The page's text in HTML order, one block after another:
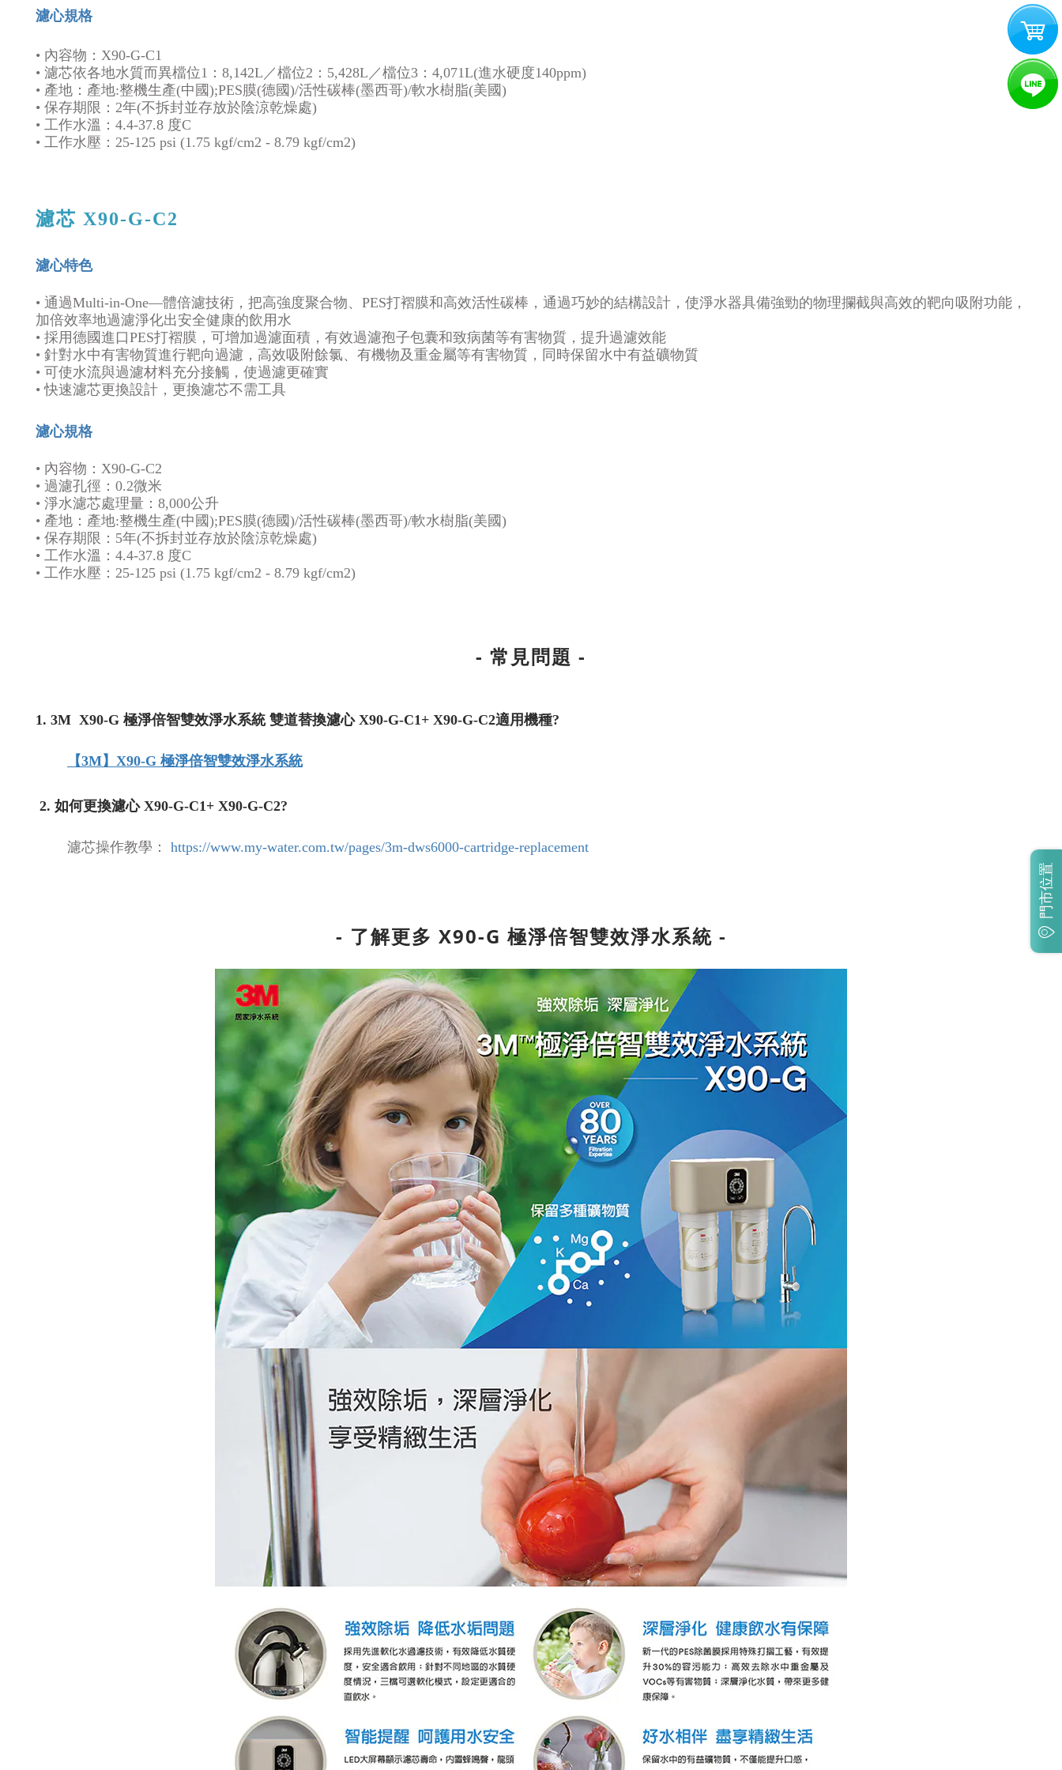
濾心規格
• 內容物： X90-G-C1
• 濾芯依各地水質而異檔位1：8,142L／檔位2：5,428L／檔位3：4,071L(進水硬度140ppm)
• 產地：產地:整機生產(中國);PES膜(德國)/活性碳棒(墨西哥)/軟水樹脂(美國)
• 保存期限：2年(不拆封並存放於陰涼乾燥處)
• 工作水溫：4.4-37.8 度C
• 工作水壓：25-125 psi (1.75 kgf/cm2 - 8.79 kgf/cm2)
濾芯 X90-G-C2
濾心特色
• 通過Multi-in-One—體倍濾技術，把高強度聚合物、PES打褶膜和高效活性碳棒，通過巧妙的結構設計，使淨水器具備強勁的物理攔截與高效的靶向吸附功能，
加倍效率地過濾淨化出安全健康的飲用水
• 採用德國進口PES打褶膜，可增加過濾面積，有效過濾孢子包囊和致病菌等有害物質，提升過濾效能
• 針對水中有害物質進行靶向過濾，高效吸附餘氯、有機物及重金屬等有害物質，同時保留水中有益礦物質
• 可使水流與過濾材料充分接觸，使過濾更確實
• 快速濾芯更換設計，更換濾芯不需工具
濾心規格
• 內容物： X90-G-C2
• 過濾孔徑：0.2微米
• 淨水濾芯處理量：8,000公升
• 產地：產地:整機生產(中國);PES膜(德國)/活性碳棒(墨西哥)/軟水樹脂(美國)
• 保存期限：5年(不拆封並存放於陰涼乾燥處)
• 工作水溫：4.4-37.8 度C
• 工作水壓：25-125 psi (1.75 kgf/cm2 - 8.79 kgf/cm2)
- 常見問題 -
1. 3M X90-G 極淨倍智雙效淨水系統 雙道替換濾心 X90-G-C1+ X90-G-C2適用機種?
【3M】X90-G 極淨倍智雙效淨水系統
2. 如何更換濾心 X90-G-C1+ X90-G-C2?
濾芯操作教學： https://www.my-water.com.tw/pages/3m-dws6000-cartridge-replacement
- 了解更多 X90-G 極淨倍智雙效淨水系統 -
門市位置